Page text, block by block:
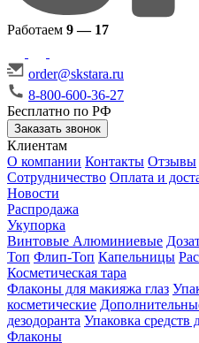
Работаем 9 — 17
order@skstara.ru
8-800-600-36-27
Бесплатно по РФ
Заказать звонок
Клиентам
О компании Контакты Отзывы
Сотрудничество Оплата и
Новости
Распродажа
Укупорка
Винтовые Алюминиевые
Топ Флип-Топ Капельницы
Косметическая тара
Флаконы для макияжа глаз
косметические
дезодоранта Упаковка средств
Флаконы